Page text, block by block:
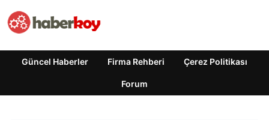
Güncel Haberler Firma Rehberi Çerez Politikası
Forum